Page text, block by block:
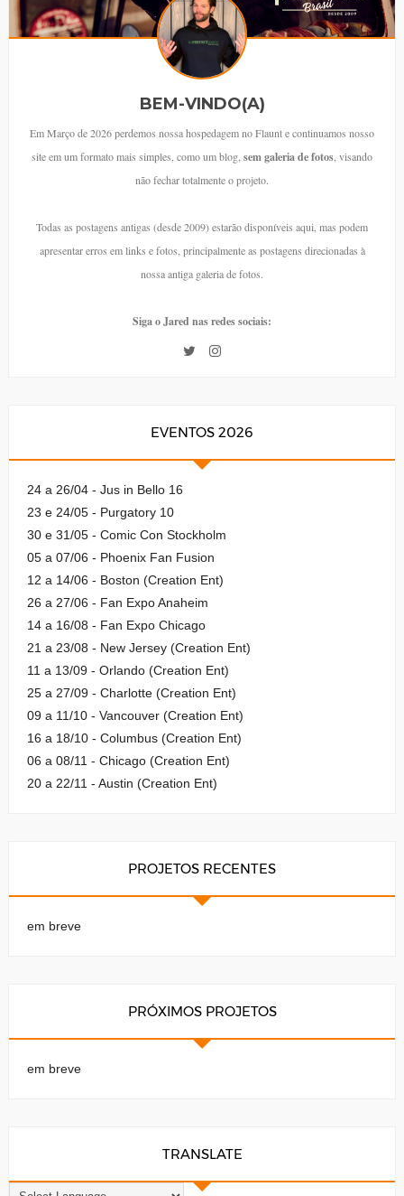
BEM-VINDO(A)
Em Março de 2026 perdemos nossa hospedagem no Flaunt e continuamos nosso
site em um formato mais simples, como um blog, sem galeria de fotos , visando
não fechar totalmente o projeto.
Todas as postagens antigas (desde 2009) estarão disponíveis aqui, mas podem
apresentar erros em links e fotos, principalmente as postagens direcionadas à
nossa antiga galeria de fotos.
Siga o Jared nas redes sociais:
EVENTOS 2026
24 a 26/04 - Jus in Bello 16
23 e 24/05 - Purgatory 10
30 e 31/05 - Comic Con Stockholm
05 a 07/06 - Phoenix Fan Fusion
12 a 14/06 - Boston (Creation Ent)
26 a 27/06 - Fan Expo Anaheim
14 a 16/08 - Fan Expo Chicago
21 a 23/08 - New Jersey (Creation Ent)
11 a 13/09 - Orlando (Creation Ent)
25 a 27/09 - Charlotte (Creation Ent)
09 a 11/10 - Vancouver (Creation Ent)
16 a 18/10 - Columbus (Creation Ent)
06 a 08/11 - Chicago (Creation Ent)
20 a 22/11 - Austin (Creation Ent)
PROJETOS RECENTES
em breve
PRÓXIMOS PROJETOS
em breve
TRANSLATE